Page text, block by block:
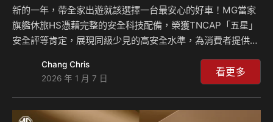
新的一年，帶全家出遊就該選擇一台最安心的好車！MG當家
旗艦休旅HS憑藉完整的安全科技配備，榮獲TNCAP「五星」
安全評等肯定，展現同級少見的高安全水準，為消費者提供更
優惠，全車系受惠於貨物稅新購減徵，HS車系搭配舊換新補
助後最低79.9萬元起、ZS車系59.9萬元起、G50 PLUS 98.5
萬元起，HS車型更提供五星榮耀心動購車金最高4萬元，本月
完成領牌還可享有第五年延長保固(價值15,000元)，為新年換
Chang Chris
2026 年 1 月 7 日
看更多